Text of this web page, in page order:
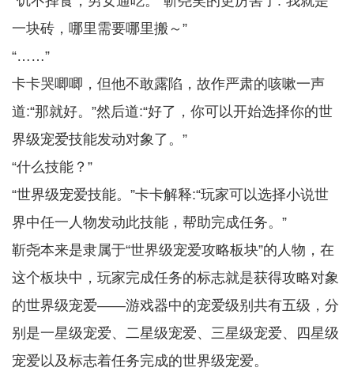
一块砖，哪里需要哪里搬～”
“……”
卡卡哭唧唧，但他不敢露陷，故作严肃的咳嗽一声
道:“那就好。”然后道:“好了，你可以开始选择你的世
界级宠爱技能发动对象了。”
“什么技能？”
“世界级宠爱技能。”卡卡解释:“玩家可以选择小说世
界中任一人物发动此技能，帮助完成任务。”
靳尧本来是隶属于“世界级宠爱攻略板块”的人物，在
这个板块中，玩家完成任务的标志就是获得攻略对象
的世界级宠爱——游戏器中的宠爱级别共有五级，分
别是一星级宠爱、二星级宠爱、三星级宠爱、四星级
宠爱以及标志着任务完成的世界级宠爱。